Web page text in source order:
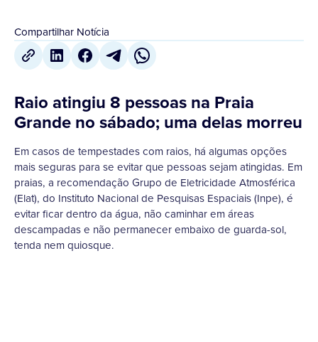
Compartilhar Notícia
Raio atingiu 8 pessoas na Praia
Grande no sábado; uma delas morreu
Em casos de tempestades com raios, há algumas opções
mais seguras para se evitar que pessoas sejam atingidas. Em
praias, a recomendação Grupo de Eletricidade Atmosférica
(Elat), do Instituto Nacional de Pesquisas Espaciais (Inpe), é
evitar ficar dentro da água, não caminhar em áreas
descampadas e não permanecer embaixo de guarda-sol,
tenda nem quiosque.